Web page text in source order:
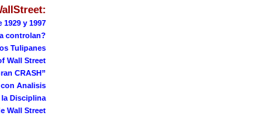
1929 y 1997
controlan?
Tulipanes
Wall Street
CRASH”
con Analisis
la Disciplina
Wall Street